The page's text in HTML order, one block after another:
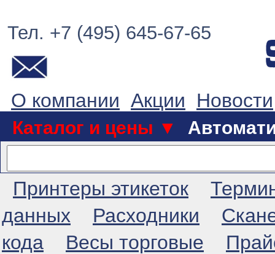
Тел. +7 (495) 645-67-65
О компании Акции Новости
Каталог и цены ▼
Принтеры этикеток
данных
Расходники
кода
Весы торговые